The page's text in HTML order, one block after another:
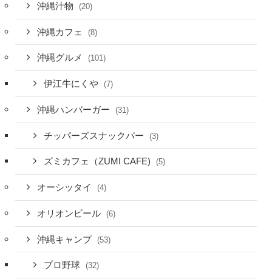
沖縄汁物 (20)
沖縄カフェ (8)
沖縄グルメ (101)
伊江牛にくや (7)
沖縄ハンバーガー (31)
チッパーズスナックバー (3)
ズミカフェ（ZUMI CAFE) (5)
オーシッタイ (4)
オリオンビール (6)
沖縄キャンプ (53)
プロ野球 (32)